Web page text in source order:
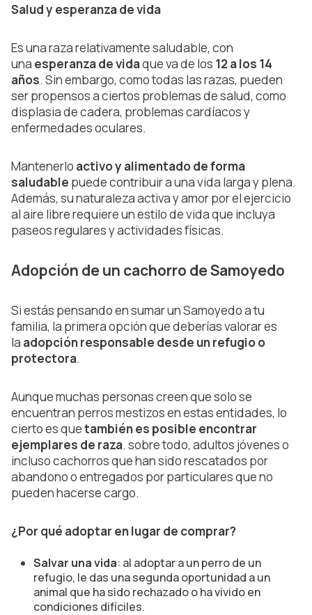
Salud y esperanza de vida
Es una raza relativamente saludable, con
una esperanza de vidaque va de los 12 a los 14
años. Sin embargo, como todas las razas, pueden
ser propensos a ciertos problemas de salud, como
displasia de cadera, problemas cardíacos y
enfermedades oculares.
Mantenerlo activo y alimentado de forma
saludable puede contribuir a una vida larga y plena.
Además, su naturaleza activa y amor por el ejercicio
al aire libre requiere un estilo de vida que incluya
paseos regulares y actividades físicas.
Adopción de un cachorro de Samoyedo
Si estás pensando en sumar un Samoyedo a tu
familia, la primera opción que deberías valorar es
la adopción responsable desde un refugio o
protectora.
Aunque muchas personas creen que solo se
encuentran perros mestizos en estas entidades, lo
cierto es quetambién es posible encontrar
ejemplares de raza. sobre todo, adultos jóvenes o
incluso cachorros que han sido rescatados por
abandono o entregados por particulares que no
pueden hacerse cargo.
¿Por qué adoptar en lugar de comprar?
Salvar una vida: al adoptar a un perro de un
refugio, le das una segunda oportunidad a un
animal que ha sido rechazado o ha vivido en
condiciones difíciles.